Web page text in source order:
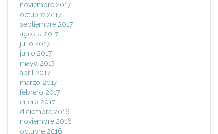
noviembre 2017
octubre 2017
septiembre 2017
agosto 2017
julio 2017
junio 2017
mayo 2017
abril 2017
marzo 2017
febrero 2017
enero 2017
diciembre 2016
noviembre 2016
octubre 2016